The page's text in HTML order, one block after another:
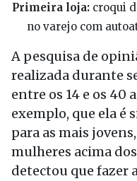
Primeira loja: croqui
no varejo com
A pesquisa de
realizada durante
entre os 14 e os 40
exemplo, que ela é
para as mais
mulheres acima
detectou que fazer